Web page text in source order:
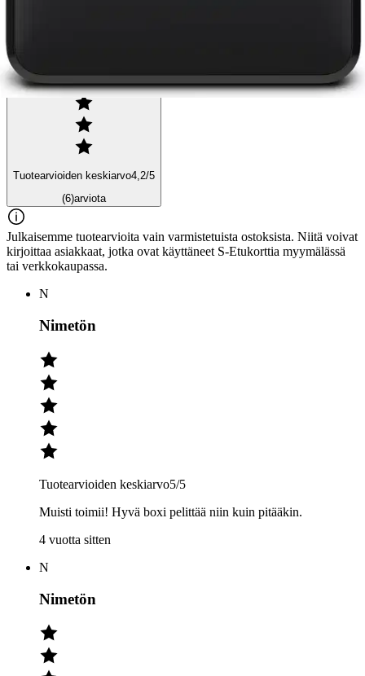
Tuotearvioiden keskiarvo4,2/5
(6)arviota
Julkaisemme tuotearvioita vain varmistetuista ostoksista. Niitä voivat
kirjoittaa asiakkaat, jotka ovat käyttäneet S-Etukorttia myymälässä
tai verkkokaupassa.
N
Nimetön
Tuotearvioiden keskiarvo5/5
Muisti toimii! Hyvä boxi pelittää niin kuin pitääkin.
4 vuotta sitten
N
Nimetön